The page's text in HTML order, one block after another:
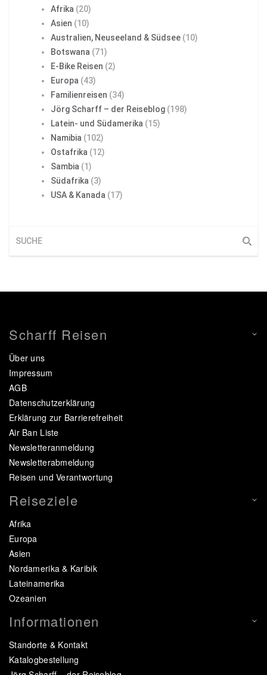
Afrika (20)
Asien (10)
Australien, Neuseeland & Südsee (10)
Botswana (71)
E-Bike Reisen (2)
Europa (43)
Familienreisen (34)
Jörg Scharff – der Reiseblog (198)
Latein- und Südamerika (15)
Namibia (102)
Ostafrika (12)
Sambia (1)
Südafrika (3)
USA & Kanada (17)
Scharff Reisen
Über uns
Impressum
AGB
Datenschutzerklärung
Erklärung zur Barrierefreiheit
Air Ban Liste
Newsletteranmeldung
Newsletterabmeldung
Reisen und Verantwortung
Reiseziele
Afrika
Europa
Asien
Nordamerika & Karibik
Lateinamerika
Ozeanien
Informationen
Standorte & Kontakt
Katalogbestellung